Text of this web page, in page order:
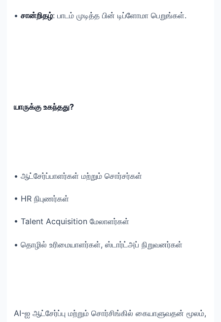
• சான்றிதழ்: பாடம் முடித்த பின் டிப்ளோமா பெறுங்கள்.
யாருக்கு உகந்தது?
• ஆட்சேர்ப்பாளர்கள் மற்றும் சொர்சர்கள்
• HR நிபுணர்கள்
• Talent Acquisition மேலாளர்கள்
• தொழில் உரிமையாளர்கள், ஸ்டார்ட்அப் நிறுவனர்கள்
AI-ஐ ஆட்சேர்ப்பு மற்றும் சொர்சிங்கில் கையாளுவதன் மூலம்,